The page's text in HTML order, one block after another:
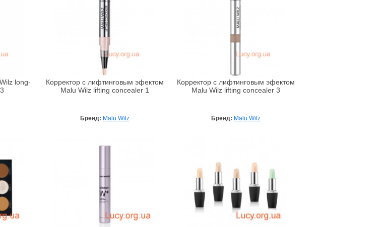
long-
Корректор с лифтинговым эфектом
Malu Wilz lifting concealer 1
Бренд: Malu Wilz
Корректор с лифтинговым эфектом
Malu Wilz lifting concealer 3
Бренд: Malu Wilz